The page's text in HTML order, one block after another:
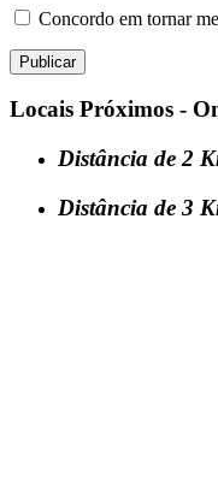
Concordo em tornar
Locais Próximos -
Distância de 2
Distância de 3